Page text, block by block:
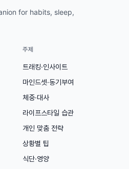
for habits, sleep,
주제
트래킹·인사이트
마인드셋·동기부여
체중·대사
라이프스타일 습관
개인 맞춤 전략
상황별 팁
식단·영양